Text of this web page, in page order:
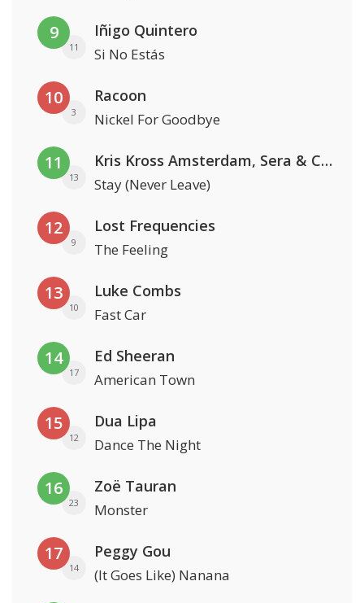
9
11
Iñigo Quintero
Si No Estás
10
3
Racoon
Nickel For Goodbye
11
13
Kris Kross Amsterdam, Sera & Conor Maynard
Stay (Never Leave)
12
9
Lost Frequencies
The Feeling
13
10
Luke Combs
Fast Car
14
17
Ed Sheeran
American Town
15
12
Dua Lipa
Dance The Night
16
23
Zoë Tauran
Monster
17
14
Peggy Gou
(It Goes Like) Nanana